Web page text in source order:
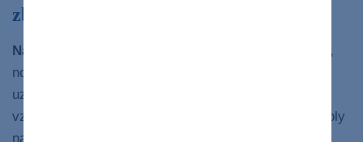
zbrane narcistu
Narcista
,
no
uznania, lásky a pozornosti. Moc je pre neho vo
vzťahoch dôležitá, pretože má vysokú potrebu kontroly
nad vlastným vnútorným svetom.